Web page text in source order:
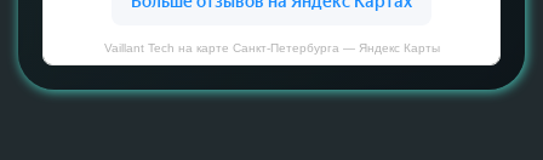
Vaillant Tech на карте Санкт‑Петербурга — Яндекс Карты